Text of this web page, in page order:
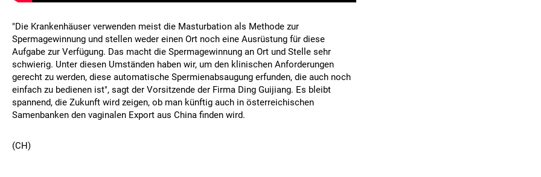
"Die Krankenhäuser verwenden meist die Masturbation als Methode zur
Spermagewinnung und stellen weder einen Ort noch eine Ausrüstung für diese
Aufgabe zur Verfügung. Das macht die Spermagewinnung an Ort und Stelle sehr
schwierig. Unter diesen Umständen haben wir, um den klinischen Anforderungen
gerecht zu werden, diese automatische Spermienabsaugung erfunden, die auch noch
einfach zu bedienen ist", sagt der Vorsitzende der Firma Ding Guijiang. Es bleibt
spannend, die Zukunft wird zeigen, ob man künftig auch in österreichischen
Samenbanken den vaginalen Export aus China finden wird.
(CH)